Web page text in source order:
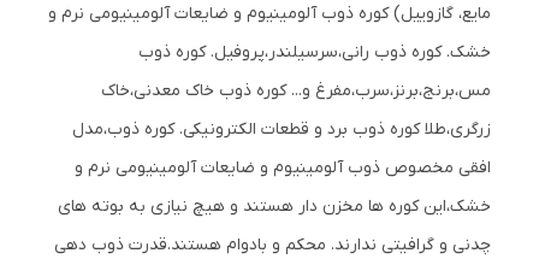
مایع، گازوییل) کوره ذوب آلومینیوم و ضایعات آلومینیومی نرم و
خشک. کوره ذوب رانی،سرسیلندر،پروفیل. کوره ذوب
مس،برنج،برنز،سرب،مفرغ و... کوره ذوب خاک معدنی،خاک
زرگری،طلا کوره ذوب برد و قطعات الکترونیکی. کوره ذوب،مدل
افقی مخصوص ذوب آلومینیوم و ضایعات آلومینیومی نرم و
خشک،این کوره ها مخزن دار هستند و هیچ نیازی به بوته های
چدنی و گرافیتی ندارند. محکم و بادوام هستند.قدرت ذوب دهی